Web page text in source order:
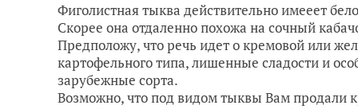
Фиголистная тыква действительно имееет
Скорее она отдаленно похожа на сочный
Предположу, что речь идет о кремовой или
картофельного типа, лишенные сладости и
зарубежные сорта.
Возможно, что под видом тыквы Вам продали